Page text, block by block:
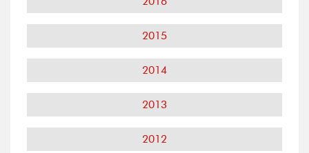
2015
2014
2013
2012